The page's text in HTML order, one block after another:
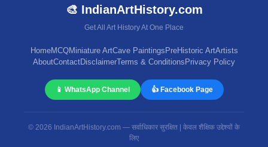
🎨 IndianArtHistory.com
Get All Art History At One Place
HomeMCQMiniature ArtCave PaintingsPreHistoric ArtArtists
AboutContactDisclaimerTerms & ConditionsPrivacy Policy
📱 WhatsApp Channel 👍 Facebook Page
© 2026 IndianArtHistory.com — सर्वाधिकार सुरक्षित | केवल शैक्षिक उद्देश्यों के
लिए